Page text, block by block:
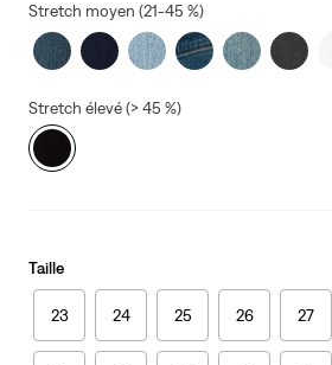
Stretch moyen (21-45 %)
Stretch élevé (> 45 %)
Taille
23 24 25 26 27